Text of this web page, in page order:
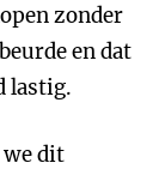
zonder
en dat
lastig.
we dit